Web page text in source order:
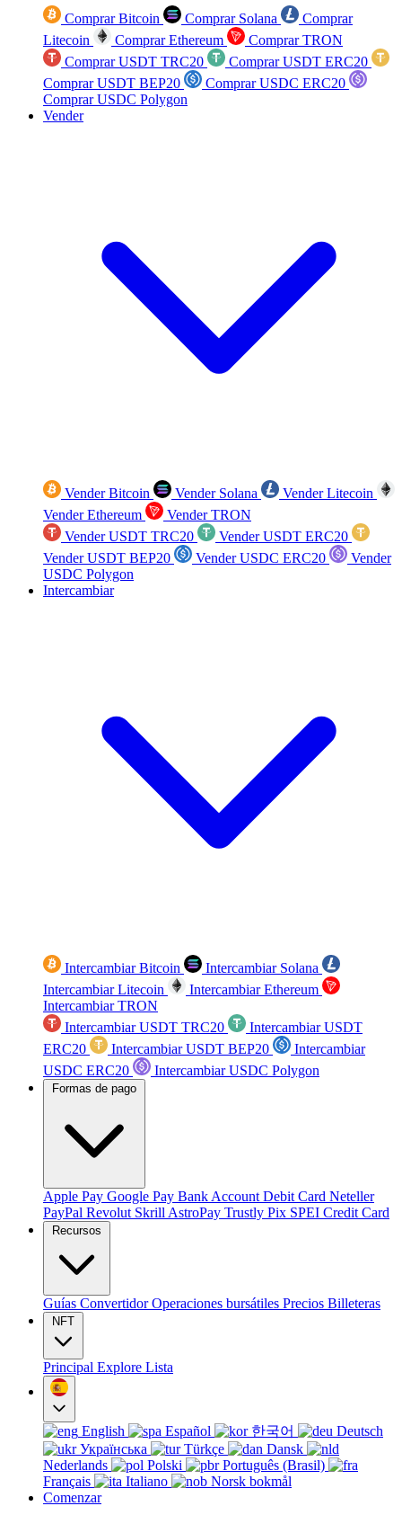
Comprar Bitcoin Comprar Solana
Comprar
Litecoin
Comprar Ethereum
Comprar TRON
Comprar USDT TRC20
Comprar USDT ERC20
Comprar USDT BEP20
Comprar USDC ERC20
Comprar USDC Polygon
Vender
Vender Bitcoin Vender Solana
Vender Litecoin
Vender Ethereum
Vender TRON
Vender USDT TRC20
Vender USDT ERC20
Vender USDT BEP20
Vender USDC ERC20
Vender
USDC Polygon
Intercambiar
Intercambiar Bitcoin
Intercambiar Solana
Intercambiar Litecoin
Intercambiar Ethereum
Intercambiar TRON
Intercambiar USDT TRC20
Intercambiar USDT
ERC20
Intercambiar USDT BEP20
Intercambiar
USDC ERC20
Intercambiar USDC Polygon
Formas de pago
Apple Pay Google Pay Bank Account Debit Card Neteller
PayPal Revolut Skrill AstroPay Trustly Pix SPEI Credit Card
Recursos
Guías ConvertidorOperaciones bursátiles Precios Billeteras
NFT
Principal Explore Lista
English Español 한국어
Deutsch
Українська
Türkçe
Dansk
Nederlands
Polski
Português (Brasil)
Français
Italiano
Norsk bokmål
Comenzar